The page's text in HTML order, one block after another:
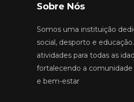
Sobre Nós
Somos uma instituição
social, desporto e
atividades para todas as
fortalecendo a
e bem-estar